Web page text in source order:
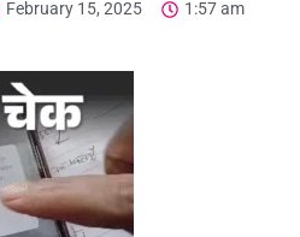
February 15, 2025
1:57 am